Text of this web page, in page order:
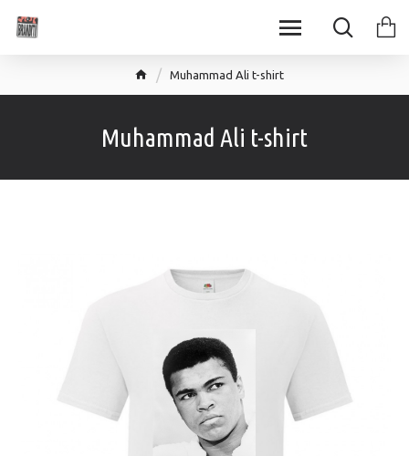
Muhammad Ali t-shirt
Muhammad Ali t-shirt